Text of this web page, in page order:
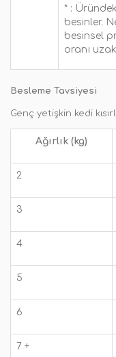
* :
besinler.
besinsel
oranı
Besleme Tavsiyesi
Genç yetişkin kedi
Ağırlık (kg)
2
3
4
5
6
7 +